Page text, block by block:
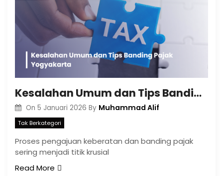
Kesalahan Umum dan Tips Banding Pajak Yogyakarta
On 5 Januari 2026 By Muhammad Alif
Tak Berkategori
Proses pengajuan keberatan dan banding pajak
sering menjadi titik krusial
Read More